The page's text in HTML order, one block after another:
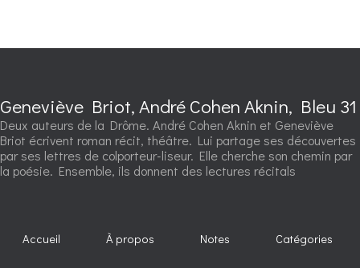
Geneviève Briot, André Cohen Aknin, Bleu 31
Deux auteurs de la Drôme. André Cohen Aknin et Geneviève
Briot écrivent roman récit, théâtre. Lui partage ses découvertes
par ses lettres de colporteur-liseur. Elle cherche son chemin par
la poésie. Ensemble, ils donnent des lectures récitals
Accueil À propos Notes Catégories